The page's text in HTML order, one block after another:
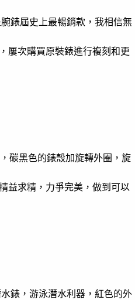
錶屆史上最暢銷款，我相信無
屢次購買原裝錶進行複刻和更
碳黑色的錶殼加旋轉外圈，旋
益求精，力爭完美，做到可以
錶，游泳潛水利器，紅色的外